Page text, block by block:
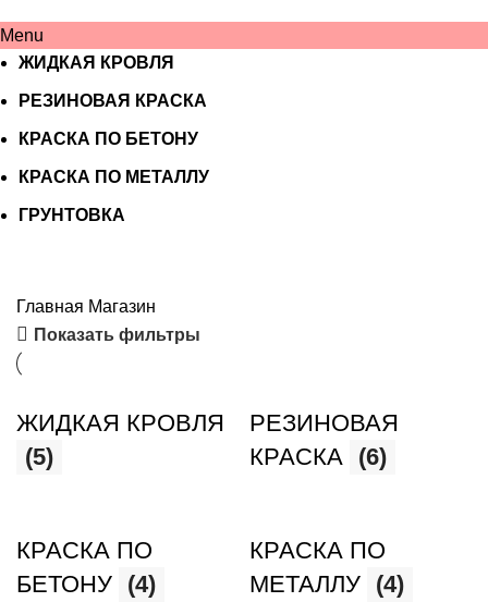
Menu
ЖИДКАЯ КРОВЛЯ
РЕЗИНОВАЯ КРАСКА
КРАСКА ПО БЕТОНУ
КРАСКА ПО МЕТАЛЛУ
ГРУНТОВКА
Главная Магазин
Показать фильтры
ЖИДКАЯ КРОВЛЯ
(5)
РЕЗИНОВАЯ
КРАСКА (6)
КРАСКА ПО
БЕТОНУ (4)
КРАСКА ПО
МЕТАЛЛУ (4)